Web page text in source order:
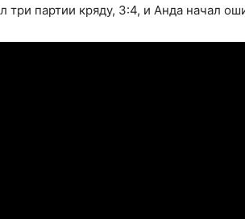
три партии кряду, 3:4, и Анда начал